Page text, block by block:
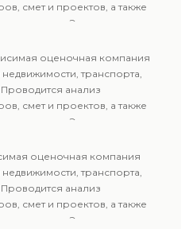
смет и проектов, а также
Эксперты
имущества и
соответствуют
и используются для
процессов.
оценочная компания
транспорта,
анализ
смет и проектов, а также
Эксперты
имущества и
соответствуют
и используются для
процессов.
оценочная компания
транспорта,
анализ
смет и проектов, а также
Эксперты